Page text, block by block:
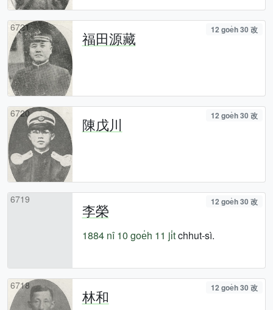
6721
福田源藏 12 goe̍h 30 改
6720
陳戊川 12 goe̍h 30 改
6719
李榮 12 goe̍h 30 改
1884 nî 10 goe̍h 11 ji̍tchhut-sì.
6718
林和 12 goe̍h 30 改